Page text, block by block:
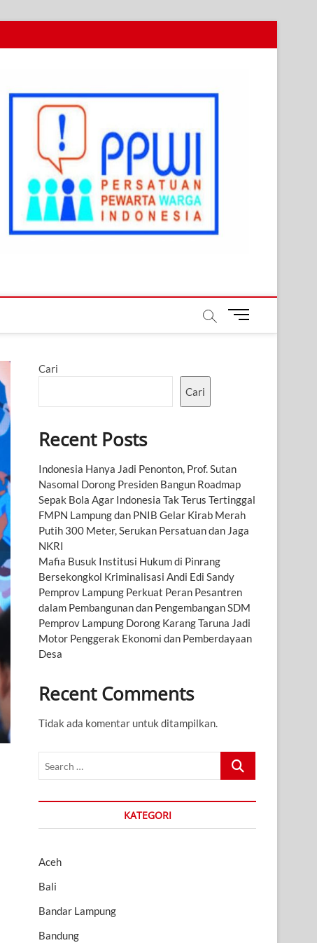
M
Cari
Cari
Recent Posts
Indonesia Hanya Jadi Penonton, Prof. Sutan
Nasomal Dorong Presiden Bangun Roadmap
Sepak Bola Agar Indonesia Tak Terus Tertinggal
FMPN Lampung dan PNIB Gelar Kirab Merah
Putih 300 Meter, Serukan Persatuan dan Jaga
NKRI
Mafia Busuk Institusi Hukum di Pinrang
Bersekongkol Kriminalisasi Andi Edi Sandy
Pemprov Lampung Perkuat Peran Pesantren
dalam Pembangunan dan Pengembangan SDM
Pemprov Lampung Dorong Karang Taruna Jadi
Motor Penggerak Ekonomi dan Pemberdayaan
Desa
Recent Comments
Tidak ada komentar untuk ditampilkan.
Search
KATEGORI
Aceh
Bali
Bandar Lampung
Bandung